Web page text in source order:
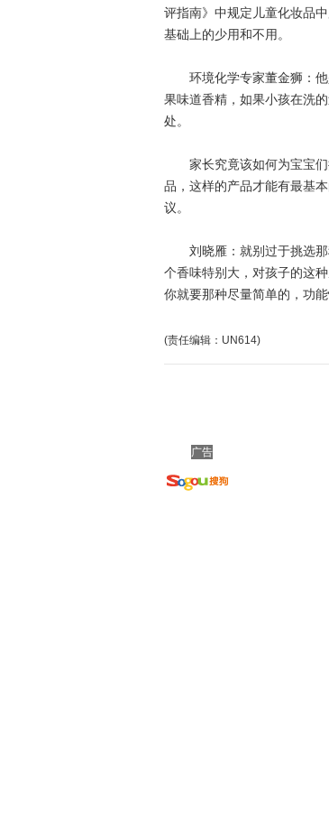
评指南》中规定儿童化妆品
基础上的少用和不用。
环境化学专家董金狮：他
果味道香精，如果小孩在洗
处。
家长究竟该如何为宝宝们
品，这样的产品才能有最基
议。
刘晓雁：就别过于挑选那
个香味特别大，对孩子的这
你就要那种尽量简单的，功能
(责任编辑：UN614)
广告